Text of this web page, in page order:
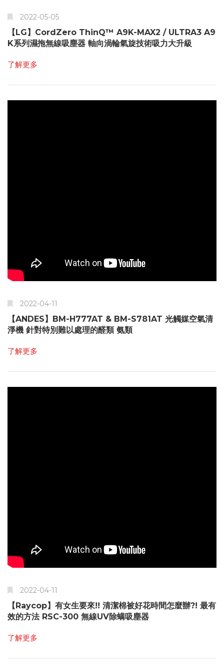
2022-05-05
【LG】CordZero ThinQ™ A9K-MAX2 / ULTRA3 A9
K系列濕拖無線吸塵器 軸向渦輪氣旋技術吸力大升級
了解更多
2022-04-11
【ANDES】BM-H777AT & BM-S781AT 光觸媒空氣清
淨機 針對特別難以處理的醛類 氨類
了解更多
2022-04-11
【Raycop】有女生要來!! 清潔棉被好花時間怎麼辦?! 最有
效的方法 RSC-300 無線UV除螨吸塵器
了解更多